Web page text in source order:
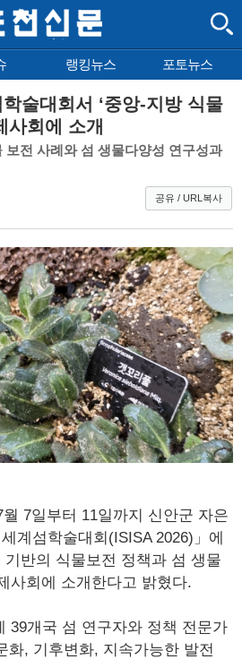
랭킹뉴스 포토뉴스
술대회서 ‘중앙-지방 식물
사회에 소개
보전 사례와 섬 생물다양성 연구성과
공유 / URL복사
7일부터 11일까지 신안군 자은
계섬학술대회(ISISA 2026)」에
반의 식물보전 정책과 섬 생물
사회에 소개한다고 밝혔다.
39개국 섬 연구자와 정책 전문가
화, 기후변화, 지속가능한 발전